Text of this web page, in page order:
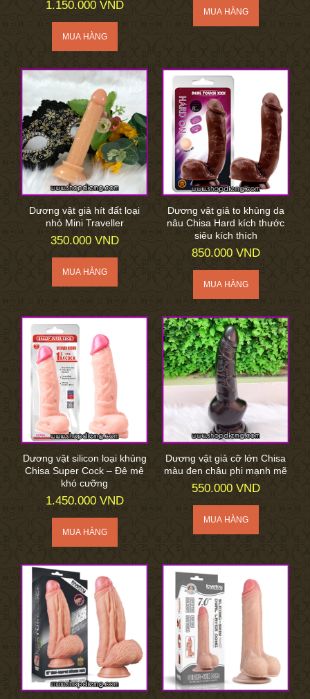
1.150.000 VND
Dương vật giả hít đất loại
nhỏ Mini Traveller
350.000 VND
Dương vật giả to khủng da
nâu Chisa Hard kích thước
siêu kích thích
850.000 VND
Dương vật silicon loại khủng
Chisa Super Cock – Đê mê
khó cưỡng
1.450.000 VND
Dương vật giả cỡ lớn Chisa
màu đen châu phi mạnh mẽ
550.000 VND